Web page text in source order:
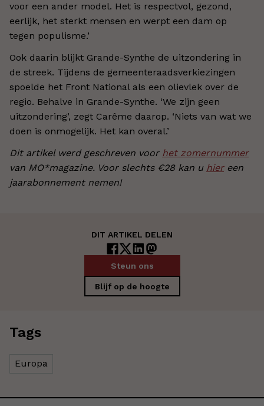
voor een ander model. Het is respectvol, gezond,
eerlijk, het sterkt mensen en werpt een dam op
tegen populisme.’
Ook daarin blijkt Grande-Synthe de uitzondering in
de streek. Tijdens de gemeenteraadsverkiezingen
spoelde het Front National als een olievlek over de
regio. Behalve in Grande-Synthe. ‘We zijn geen
uitzondering’, zegt Carême daarop. ‘Niets van wat we
doen is onmogelijk. Het kan overal.’
Dit artikel werd geschreven voor het zomernummer
van MO*magazine. Voor slechts €28 kan u hiereen
jaarabonnement nemen!
DIT ARTIKEL DELEN
Steun ons
Blijf op de hoogte
Tags
Europa